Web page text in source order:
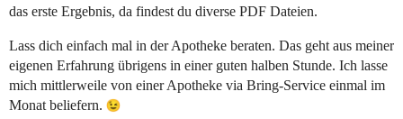
das erste Ergebnis, da findest du diverse PDF Dateien.
Lass dich einfach mal in der Apotheke beraten. Das geht aus meiner
eigenen Erfahrung übrigens in einer guten halben Stunde. Ich lasse
mich mittlerweile von einer Apotheke via Bring-Service einmal im
Monat beliefern.